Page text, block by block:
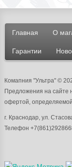
Главная О
Гарантии
Комапния "Ультра"©
Предложения на сайте
офертой,
г. Краснодар, ул.
Телефон